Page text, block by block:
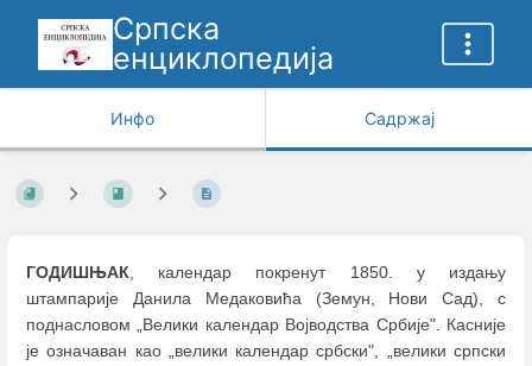
Српска
енциклопедија
Инфо Садржај
ГОДИШЊАК, календар покренут 1850. у издању
штампарије Данила Медаковића (Земун, Нови Сад), с
поднасловом „Велики календар Војводства Србије". Касније
је означаван као „велики календар србски", „велики српски